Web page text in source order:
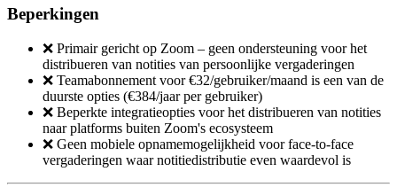
Beperkingen
❌ Primair gericht op Zoom – geen ondersteuning voor het
distribueren van notities van persoonlijke vergaderingen
❌ Teamabonnement voor €32/gebruiker/maand is een van de
duurste opties (€384/jaar per gebruiker)
❌ Beperkte integratieopties voor het distribueren van notities
naar platforms buiten Zoom's ecosysteem
❌ Geen mobiele opnamemogelijkheid voor face-to-face
vergaderingen waar notitiedistributie even waardevol is